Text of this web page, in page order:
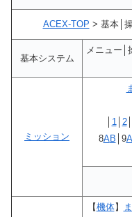
ACEX-TOP > 基本│操
基本システム
メニュー│
ミッション
1 2
8AB │9A
【機体】